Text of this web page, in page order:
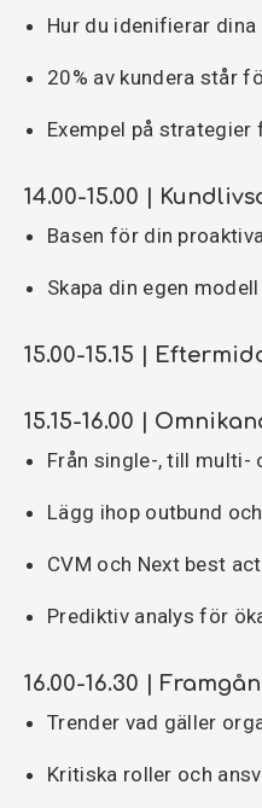
Hur du idenifierar
20% av kundera står
Exempel på
14.00-15.00 |
Basen för din
Skapa din egen modell
15.00-15.15 |
15.15-16.00 |
Från single-, till multi-
Lägg ihop outbund
CVM och Next best
Prediktiv analys för
16.00-16.30 |
Trender vad gäller
Kritiska roller och